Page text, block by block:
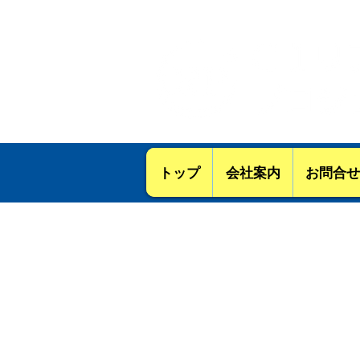
トップ 会社案内 お問合せ